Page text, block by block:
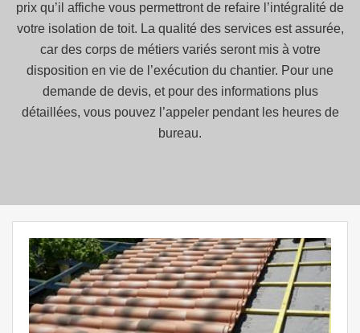
prix qu’il affiche vous permettront de refaire l’intégralité de
votre isolation de toit. La qualité des services est assurée,
car des corps de métiers variés seront mis à votre
disposition en vie de l’exécution du chantier. Pour une
demande de devis, et pour des informations plus
détaillées, vous pouvez l’appeler pendant les heures de
bureau.